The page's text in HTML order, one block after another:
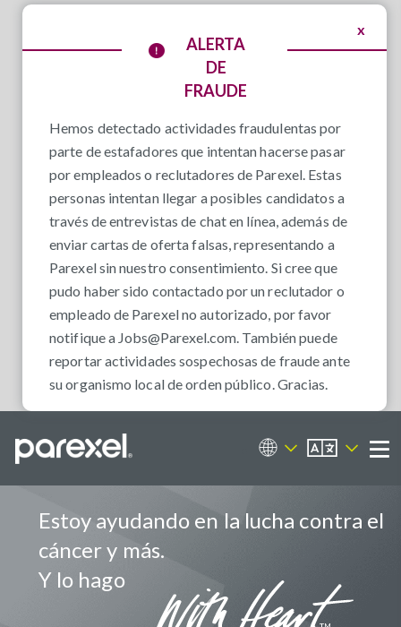
x
ALERTA
DE
FRAUDE
Hemos detectado actividades fraudulentas por
parte de estafadores que intentan hacerse pasar
por empleados o reclutadores de Parexel. Estas
personas intentan llegar a posibles candidatos a
través de entrevistas de chat en línea, además de
enviar cartas de oferta falsas, representando a
Parexel sin nuestro consentimiento. Si cree que
pudo haber sido contactado por un reclutador o
empleado de Parexel no autorizado, por favor
notifique a Jobs@Parexel.com. También puede
reportar actividades sospechosas de fraude ante
su organismo local de orden público. Gracias.
Portal de empleos
ES
Estoy ayudando en la lucha contra el
cáncer y más.
Y lo hago